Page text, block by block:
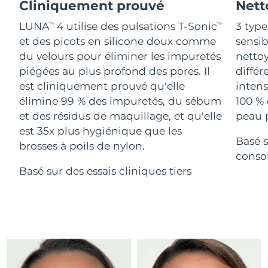
Cliniquement prouvé
LUNATM 4 utilise des pulsations T-SonicTM
et des picots en silicone doux comme
du velours pour éliminer les impuretés
piégées au plus profond des pores. Il
est cliniquement prouvé qu'elle
élimine 99 % des impuretés, du sébum
et des résidus de maquillage, et qu'elle
est 35x plus hygiénique que les
brosses à poils de nylon.
Basé sur des essais cliniques tiers
3
100
peau
Basé
For healthy hair
18% PAP
Acheter tout
FOREO APP
À PROPROS
Israël
Italie Livraison estimée 8/9/26
Japon Livraison estimée 8/12/26
Jersey Livraison estimée8/14/26
Kazakhstan Livraison estimée
8/9/26
Lituanie Livraison estimée8/9/26